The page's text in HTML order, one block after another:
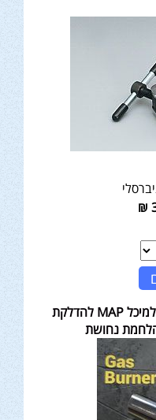
₪
ראש ברנר גז מקצועי עם הצתה למיכל MAP להדלקת
נחושת